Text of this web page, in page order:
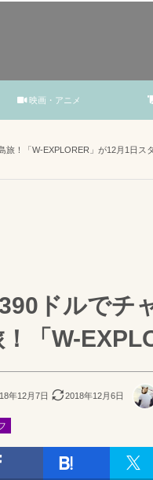
映画・アニメ
旅！「W-EXPLORER」が12月1日ス
ドルでチ
「W-
年12月7日 2018年12月6日